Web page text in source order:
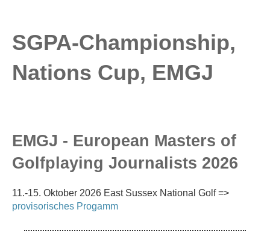
SGPA-Championship,
Nations Cup, EMGJ
EMGJ - European Masters of
Golfplaying Journalists 2026
11.-15. Oktober 2026 East Sussex National Golf =>
provisorisches Progamm